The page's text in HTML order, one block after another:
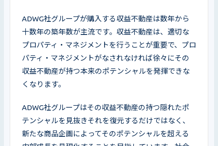
ADWG社グループが購入する収益不動産は数年から
十数年の築年数が主流です。収益不動産は、適切な
プロパティ・マネジメントを行うことが重要で、プロ
パティ・マネジメントがなされなければ徐々にその
収益不動産が持つ本来のポテンシャルを発揮できな
くなります。
ADWG社グループはその収益不動産の持つ隠れたポ
テンシャルを見抜きそれを復元するだけではなく、
新たな商品企画によってそのポテンシャルを超える